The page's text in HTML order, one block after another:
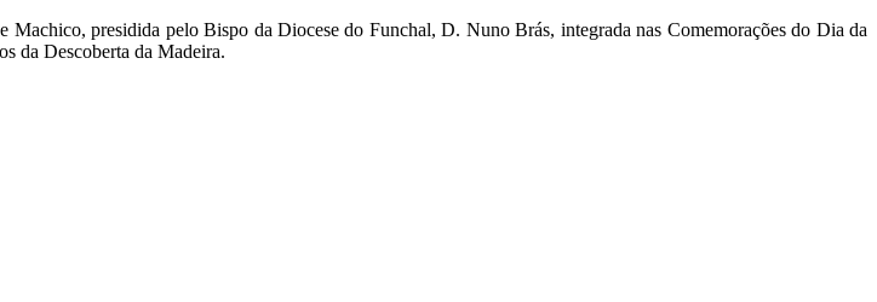
presidida pelo Bispo da Diocese do Funchal, D. Nuno Brás, integrada nas Comemorações do Dia da
da Descoberta da Madeira.